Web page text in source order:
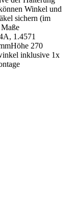
Winkel und
sichern (im
1.4571
270
inklusive 1x